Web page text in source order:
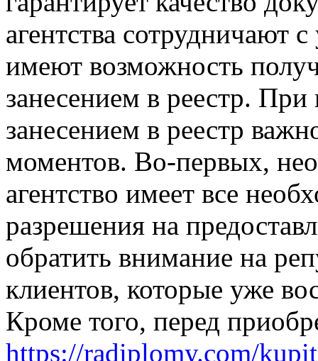
агентства сотрудничают
имеют возможность
занесением в реестр.
занесением в реестр
моментов. Во-первых,
агентство имеет все
разрешения на
обратить внимание на
клиентов, которые уже
Кроме того, перед
https://radiplomy.com/